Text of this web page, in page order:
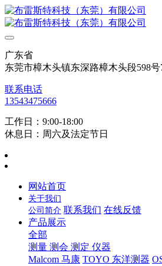
广东省
东莞市樟木头镇东深路樟木头段598号
联系电话
13543475666
工作日：9:00-18:00
休息日：周六及法定节日
网站首页
关于我们
公司简介 联系我们 在线反馈
产品展示
全部
测量 测会 测定 仪器
Malcom 马康 TOYO 东洋测器